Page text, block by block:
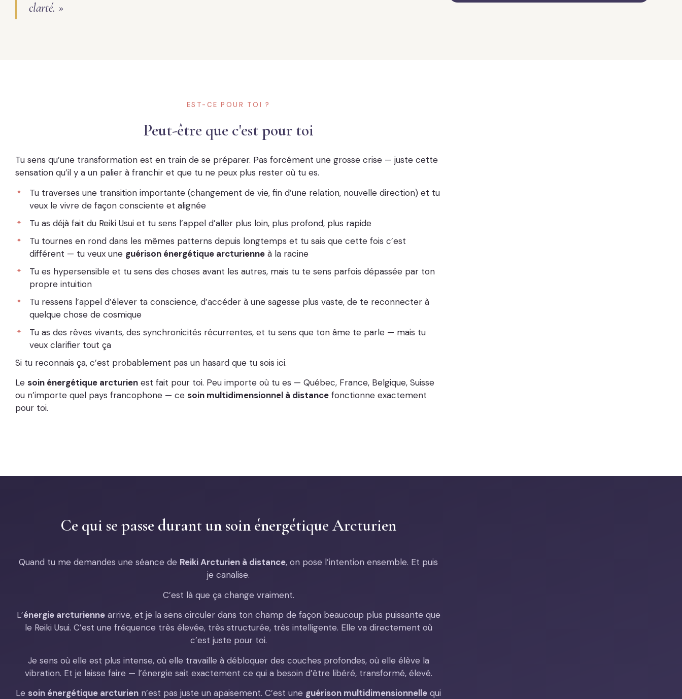
clarté. »
EST-CE POUR TOI ?
Peut-être que c'est pour toi
Tu sens qu’une transformation est en train de se préparer. Pas forcément une grosse crise — juste cette
sensation qu’il y a un palier à franchir et que tu ne peux plus rester où tu es.
Tu traverses une transition importante (changement de vie, fin d’une relation, nouvelle direction) et tu
veux le vivre de façon consciente et alignée
Tu as déjà fait du Reiki Usui et tu sens l’appel d’aller plus loin, plus profond, plus rapide
Tu tournes en rond dans les mêmes patterns depuis longtemps et tu sais que cette fois c’est
différent — tu veux une guérison énergétique arcturienne à la racine
Tu es hypersensible et tu sens des choses avant les autres, mais tu te sens parfois dépassée par ton
propre intuition
Tu ressens l’appel d’élever ta conscience, d’accéder à une sagesse plus vaste, de te reconnecter à
quelque chose de cosmique
Tu as des rêves vivants, des synchronicités récurrentes, et tu sens que ton âme te parle — mais tu
veux clarifier tout ça
Si tu reconnais ça, c’est probablement pas un hasard que tu sois ici.
Le soin énergétique arcturien est fait pour toi. Peu importe où tu es — Québec, France, Belgique, Suisse
ou n’importe quel pays francophone — ce soin multidimensionnel à distance fonctionne exactement
pour toi.
Ce qui se passe durant un soin énergétique Arcturien
Quand tu me demandes une séance de Reiki Arcturien à distance, on pose l’intention ensemble. Et puis
je canalise.
C’est là que ça change vraiment.
L’énergie arcturiennearrive, et je la sens circuler dans ton champ de façon beaucoup plus puissante que
le Reiki Usui. C’est une fréquence très élevée, très structurée, très intelligente. Elle va directement où
c’est juste pour toi.
Je sens où elle est plus intense, où elle travaille à débloquer des couches profondes, où elle élève la
vibration. Et je laisse faire — l’énergie sait exactement ce qui a besoin d’être libéré, transformé, élevé.
Le soin énergétique arcturien n’est pas juste un apaisement. C’est une guérison multidimensionnelle qui